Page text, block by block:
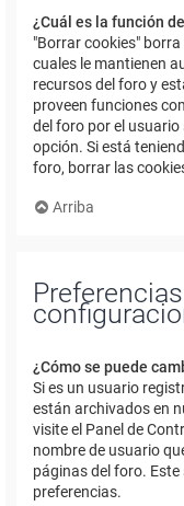
¿Cuál es la función
"Borrar cookies"
cuales le mantienen
recursos del foro y
proveen funciones
del foro por el
opción. Si está
foro, borrar las
Arriba
¿Cómo se puede
Si es un usuario
están archivados en
visite el Panel de
nombre de usuario
páginas del foro.
preferencias.